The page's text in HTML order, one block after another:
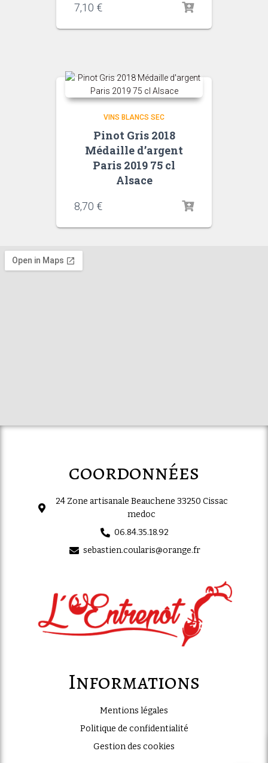
7,10 €
VINS BLANCS SEC
Pinot Gris 2018
Médaille d’argent
Paris 2019 75 cl
Alsace
8,70 €
coordonnées
24 Zone artisanale Beauchene 33250 Cissac
medoc
06.84.35.18.92
sebastien.coularis@orange.fr
Informations
Mentions légales
Politique de confidentialité
Gestion des cookies